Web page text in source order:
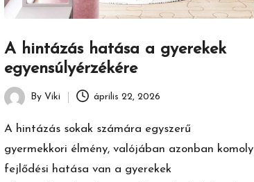
A hintázás hatása a gyerekek
egyensúlyérzékére
Posted
by
By Viki április 22, 2026
A hintázás sokak számára egyszerű
gyermekkori élmény, valójában azonban komoly
fejlődési hatása van a gyerekek